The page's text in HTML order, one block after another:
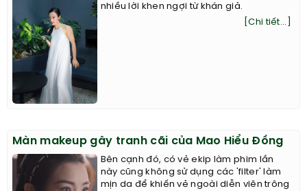
nhiều lời khen ngợi từ khán giả.
[Chi tiết...]
Màn makeup gây tranh cãi của Mao Hiểu Đồng
Bên cạnh đó, có vẻ ekip làm phim lần
này cũng không sử dụng các 'filter' làm
mịn da để khiến vẻ ngoài diễn viên trông